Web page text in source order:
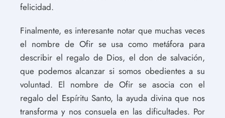
felicidad.
Finalmente, es interesante notar que muchas veces
el nombre de Ofir se usa como metáfora para
describir el regalo de Dios, el don de salvación,
que podemos alcanzar si somos obedientes a su
voluntad. El nombre de Ofir se asocia con el
regalo del Espíritu Santo, la ayuda divina que nos
transforma y nos consuela en las dificultades. Por